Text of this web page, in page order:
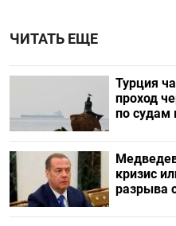
ЧИТАТЬ ЕЩЕ
Турция
проход
по судам
кризис
разрыва